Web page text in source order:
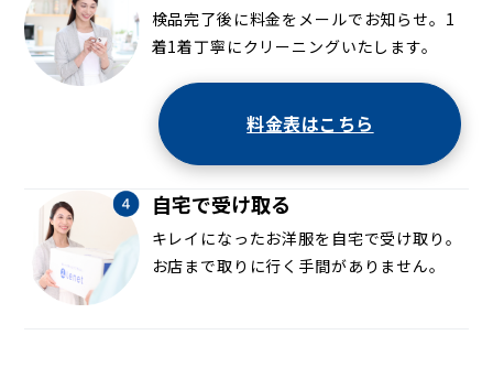
検品完了後に料金をメールでお知らせ。1
着1着丁寧にクリーニングいたします。
料金表はこちら
自宅で受け取る
キレイになったお洋服を自宅で受け取り。
お店まで取りに行く手間がありません。